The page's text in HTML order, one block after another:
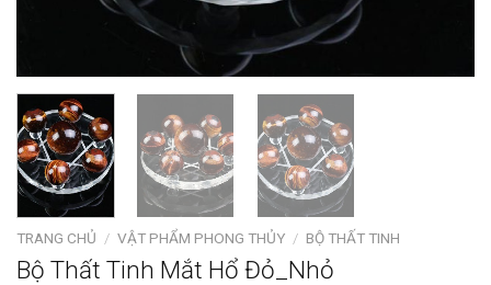
TRANG CHỦ / VẬT PHẨM PHONG THỦY / BỘ THẤT TINH
Bộ Thất Tinh Mắt Hổ Đỏ_Nhỏ